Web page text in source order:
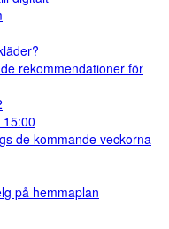
rekommendationer för
de kommande veckorna
på hemmaplan